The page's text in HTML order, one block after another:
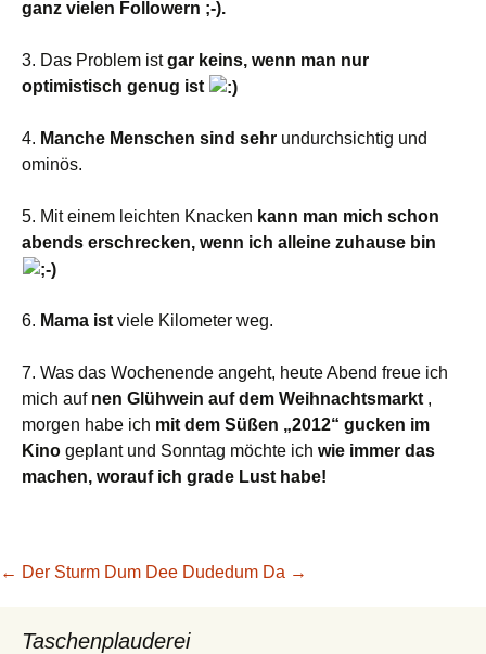
ganz vielen Followern ;-).
3. Das Problem istgar keins, wenn man nur
optimistisch genug ist
4. Manche Menschen sind sehr undurchsichtig und
ominös.
5. Mit einem leichten Knacken kann man mich schon
abends erschrecken, wenn ich alleine zuhause bin
6. Mama ist viele Kilometer weg.
7. Was das Wochenende angeht, heute Abend freue ich
mich aufnen Glühwein auf dem Weihnachtsmarkt ,
morgen habe ich mit dem Süßen „2012“ gucken im
Kino geplant und Sonntag möchte ich wie immer das
machen, worauf ich grade Lust habe!
Beitragsnavigation
← Der Sturm Dum Dee Dudedum Da →
Taschenplauderei